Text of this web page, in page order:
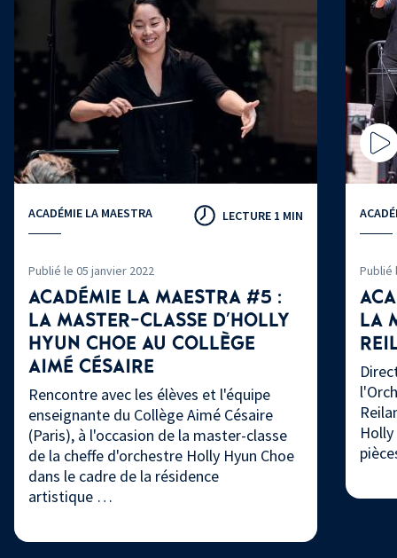
ACADÉMIE LA MAESTRA LECTURE 1 MIN
Publié le 05 janvier 2022
ACADÉMIE LA MAESTRA #5 :
LA MASTER-CLASSE D'HOLLY
HYUN CHOE AU COLLÈGE
AIMÉ CÉSAIRE
Rencontre avec les élèves et l'équipe
enseignante du Collège Aimé Césaire
(Paris), à l'occasion de la master-classe
de la cheffe d'orchestre Holly Hyun Choe
dans le cadre de la résidence
artistique …
Publié
LA